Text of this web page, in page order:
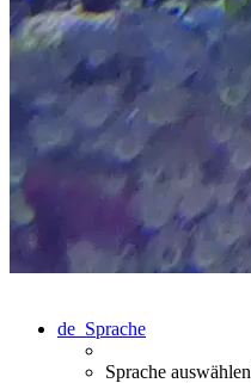
de Sprache
Sprache auswählen